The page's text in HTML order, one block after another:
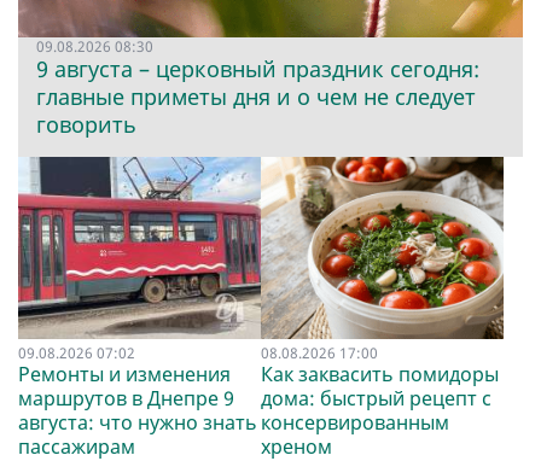
09.08.2026 08:30
9 августа – церковный праздник сегодня:
главные приметы дня и о чем не следует
говорить
09.08.2026 07:02
Ремонты и изменения
маршрутов в Днепре 9
августа: что нужно знать
пассажирам
08.08.2026 17:00
Как заквасить помидоры
дома: быстрый рецепт с
консервированным
хреном